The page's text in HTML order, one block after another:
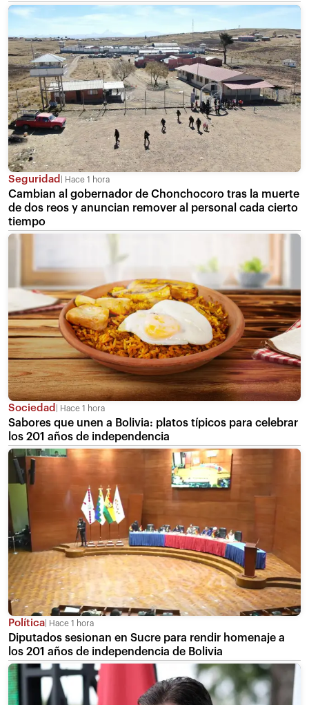
Seguridad Hace 1 hora
Cambian al gobernador de Chonchocoro tras la muerte
de dos reos y anuncian remover al personal cada cierto
tiempo
Sociedad Hace 1 hora
Sabores que unen a Bolivia: platos típicos para celebrar
los 201 años de independencia
Política Hace 1 hora
Diputados sesionan en Sucre para rendir homenaje a
los 201 años de independencia de Bolivia